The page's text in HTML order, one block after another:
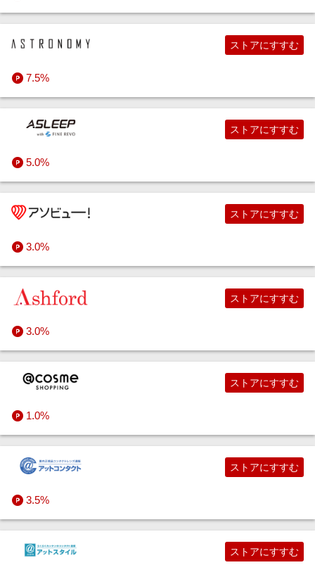
7.5%
ストアにすすむ
5.0%
ストアにすすむ
3.0%
ストアにすすむ
3.0%
ストアにすすむ
1.0%
ストアにすすむ
3.5%
ストアにすすむ
ストアにすすむ